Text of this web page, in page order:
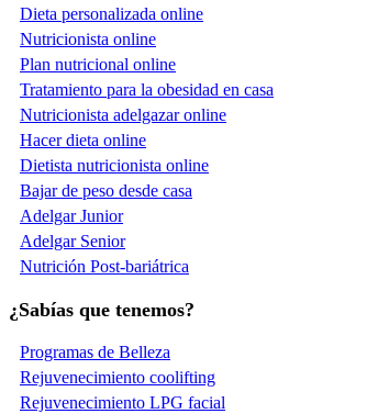
Dieta personalizada online
Nutricionista online
Plan nutricional online
Tratamiento para la obesidad en casa
Nutricionista adelgazar online
Hacer dieta online
Dietista nutricionista online
Bajar de peso desde casa
Adelgar Junior
Adelgar Senior
Nutrición Post-bariátrica
¿Sabías que tenemos?
Programas de Belleza
Rejuvenecimiento coolifting
Rejuvenecimiento LPG facial